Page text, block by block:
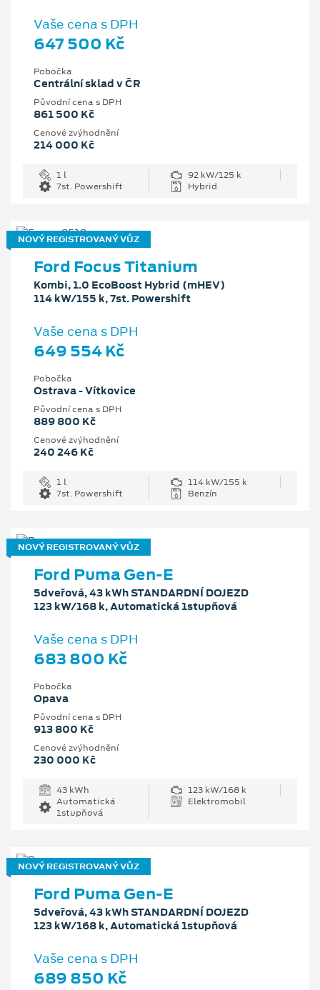
Vaše cena s DPH
647 500 Kč
Pobočka
Centrální sklad v ČR
Původní cena s DPH
861 500 Kč
Cenové zvýhodnění
214 000 Kč
1 l
92 kW/125 k
7st. Powershift
Hybrid
NOVÝ REGISTROVANÝ VŮZ
Ford Focus Titanium
Kombi, 1.0 EcoBoost Hybrid (mHEV)
114 kW/155 k, 7st. Powershift
Vaše cena s DPH
649 554 Kč
Pobočka
Ostrava - Vítkovice
Původní cena s DPH
889 800 Kč
Cenové zvýhodnění
240 246 Kč
1 l
114 kW/155 k
7st. Powershift
Benzín
NOVÝ REGISTROVANÝ VŮZ
Ford Puma Gen-E
5dveřová, 43 kWh STANDARDNÍ DOJEZD
123 kW/168 k, Automatická 1stupňová
Vaše cena s DPH
683 800 Kč
Pobočka
Opava
Původní cena s DPH
913 800 Kč
Cenové zvýhodnění
230 000 Kč
43 kWh
123 kW/168 k
Automatická
1stupňová
Elektromobil
NOVÝ REGISTROVANÝ VŮZ
Ford Puma Gen-E
5dveřová, 43 kWh STANDARDNÍ DOJEZD
123 kW/168 k, Automatická 1stupňová
Vaše cena s DPH
689 850 Kč